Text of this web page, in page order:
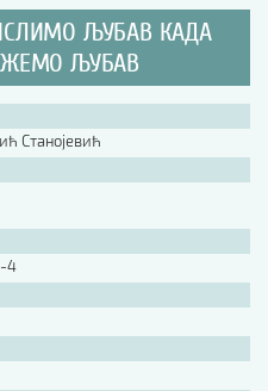
дела
ЉУБАВ КАДА
ЉУБАВ
Станојевић
4